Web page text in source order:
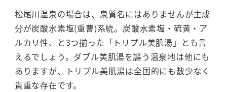
松尾川温泉の場合は、泉質名にはありませんが主成
分が炭酸水素塩(重曹)系統。炭酸水素塩・硫黄・ア
ルカリ性、と3つ揃った「トリプル美肌湯」とも言
えるでしょう。ダブル美肌湯を謳う温泉地は他にも
ありますが、トリプル美肌湯は全国的にも数少なく
貴重な存在です。